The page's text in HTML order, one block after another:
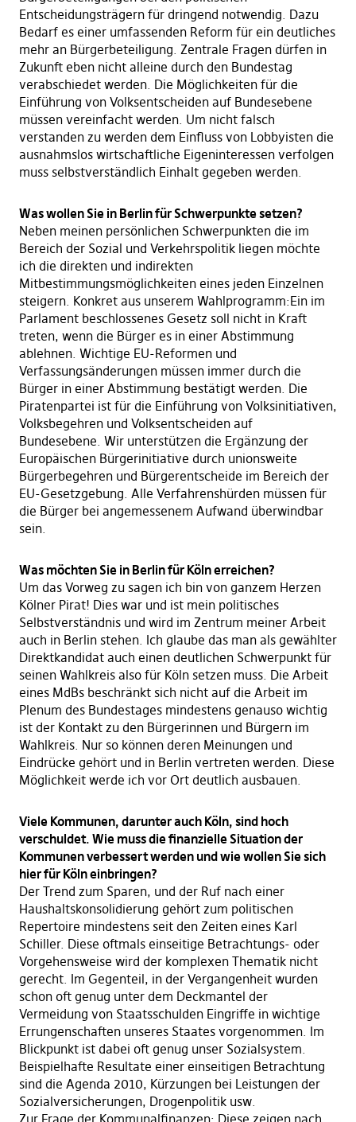
Entscheidungsträgern für dringend notwendig. Dazu
Bedarf es einer umfassenden Reform für ein deutliches
mehr an Bürgerbeteiligung. Zentrale Fragen dürfen in
Zukunft eben nicht alleine durch den Bundestag
verabschiedet werden. Die Möglichkeiten für die
Einführung von Volksentscheiden auf Bundesebene
müssen vereinfacht werden. Um nicht falsch
verstanden zu werden dem Einfluss von Lobbyisten die
ausnahmslos wirtschaftliche Eigeninteressen verfolgen
muss selbstverständlich Einhalt gegeben werden.
Was wollen Sie in Berlin für Schwerpunkte setzen?
Neben meinen persönlichen Schwerpunkten die im
Bereich der Sozial und Verkehrspolitik liegen möchte
ich die direkten und indirekten
Mitbestimmungsmöglichkeiten eines jeden Einzelnen
steigern. Konkret aus unserem Wahlprogramm:Ein im
Parlament beschlossenes Gesetz soll nicht in Kraft
treten, wenn die Bürger es in einer Abstimmung
ablehnen. Wichtige EU-Reformen und
Verfassungsänderungen müssen immer durch die
Bürger in einer Abstimmung bestätigt werden. Die
Piratenpartei ist für die Einführung von Volksinitiativen,
Volksbegehren und Volksentscheiden auf
Bundesebene. Wir unterstützen die Ergänzung der
Europäischen Bürgerinitiative durch unionsweite
Bürgerbegehren und Bürgerentscheide im Bereich der
EU-Gesetzgebung. Alle Verfahrenshürden müssen für
die Bürger bei angemessenem Aufwand überwindbar
sein.
Was möchten Sie in Berlin für Köln erreichen?
Um das Vorweg zu sagen ich bin von ganzem Herzen
Kölner Pirat! Dies war und ist mein politisches
Selbstverständnis und wird im Zentrum meiner Arbeit
auch in Berlin stehen. Ich glaube das man als gewählter
Direktkandidat auch einen deutlichen Schwerpunkt für
seinen Wahlkreis also für Köln setzen muss. Die Arbeit
eines MdBs beschränkt sich nicht auf die Arbeit im
Plenum des Bundestages mindestens genauso wichtig
ist der Kontakt zu den Bürgerinnen und Bürgern im
Wahlkreis. Nur so können deren Meinungen und
Eindrücke gehört und in Berlin vertreten werden. Diese
Möglichkeit werde ich vor Ort deutlich ausbauen.
Viele Kommunen, darunter auch Köln, sind hoch
verschuldet. Wie muss die finanzielle Situation der
Kommunen verbessert werden und wie wollen Sie sich
hier für Köln einbringen?
Der Trend zum Sparen, und der Ruf nach einer
Haushaltskonsolidierung gehört zum politischen
Repertoire mindestens seit den Zeiten eines Karl
Schiller. Diese oftmals einseitige Betrachtungs- oder
Vorgehensweise wird der komplexen Thematik nicht
gerecht. Im Gegenteil, in der Vergangenheit wurden
schon oft genug unter dem Deckmantel der
Vermeidung von Staatsschulden Eingriffe in wichtige
Errungenschaften unseres Staates vorgenommen. Im
Blickpunkt ist dabei oft genug unser Sozialsystem.
Beispielhafte Resultate einer einseitigen Betrachtung
sind die Agenda 2010, Kürzungen bei Leistungen der
Sozialversicherungen, Drogenpolitik usw.